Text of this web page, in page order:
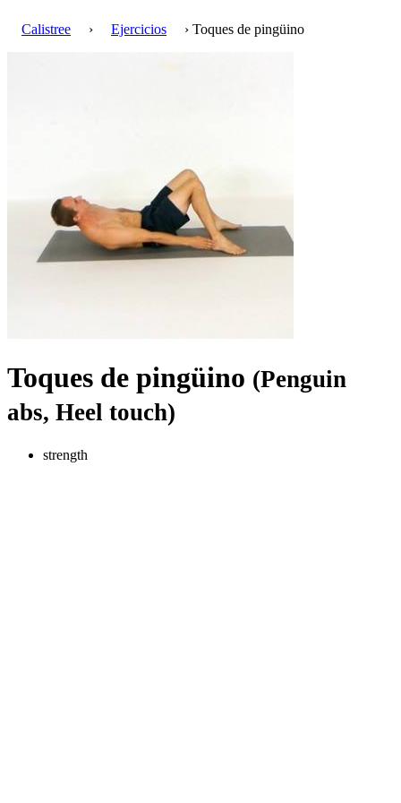
Calistree › Ejercicios › Toques de pingüino
Toques de pingüino (Penguin
abs, Heel touch)
strength